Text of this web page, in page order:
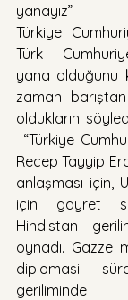
yanayız”
Türkiye
Türk
yana olduğunu
zaman
olduklarını
“Türkiye
Recep Tayyip
anlaşması için,
için gayret
Hindistan
oynadı. Gazze
diplomasi